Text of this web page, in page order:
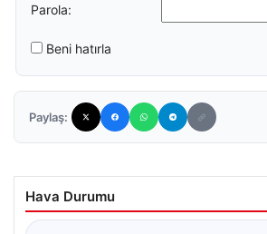
Parola:
Beni hatırla
Paylaş:
Hava Durumu